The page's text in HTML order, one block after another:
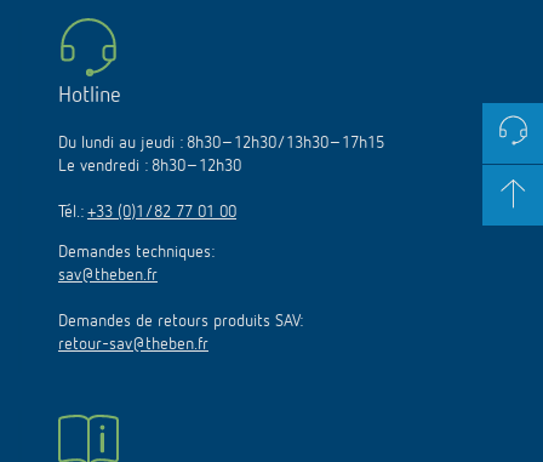
Hotline
Du lundi au jeudi : 8h30–12h30/13h30–17h15
Le vendredi : 8h30–12h30
Tél.: +33 (0)1/82 77 01 00
Demandes techniques:
sav@theben.fr
Demandes de retours produits SAV:
retour-sav@theben.fr